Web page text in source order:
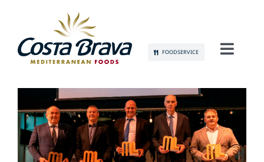
content
FOODSERVICE
SOSTENIBILIDAD
PRODUCTOS